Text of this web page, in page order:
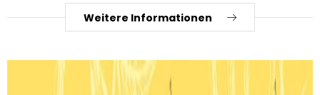
Weitere Informationen